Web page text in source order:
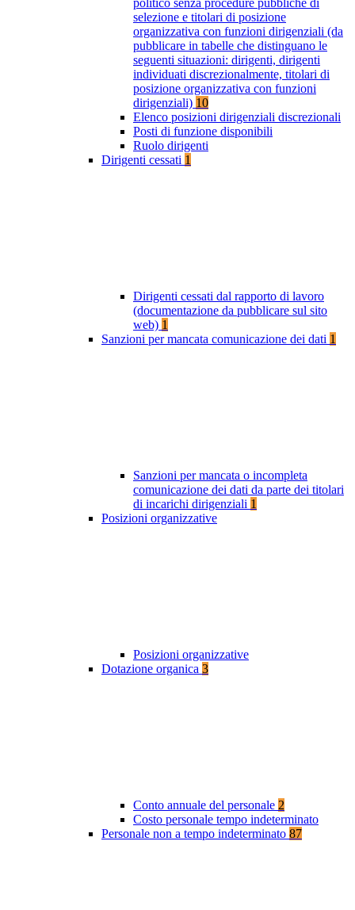
politico senza procedure pubbliche di
selezione e titolari di posizione
organizzativa con funzioni dirigenziali (da
pubblicare in tabelle che distinguano le
seguenti situazioni: dirigenti, dirigenti
individuati discrezionalmente, titolari di
posizione organizzativa con funzioni
dirigenziali) 10
Elenco posizioni dirigenziali discrezionali
Posti di funzione disponibili
Ruolo dirigenti
Dirigenti cessati 1
Dirigenti cessati dal rapporto di lavoro
(documentazione da pubblicare sul sito
web) 1
Sanzioni per mancata comunicazione dei dati 1
Sanzioni per mancata o incompleta
comunicazione dei dati da parte dei titolari
di incarichi dirigenziali 1
Posizioni organizzative
Posizioni organizzative
Dotazione organica 3
Conto annuale del personale 2
Costo personale tempo indeterminato
Personale non a tempo indeterminato 87